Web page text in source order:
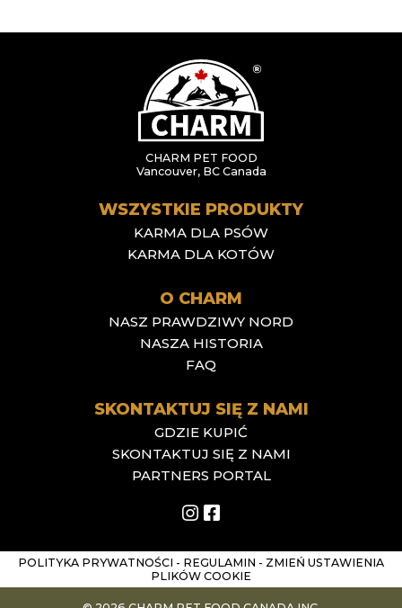
CHARM PET FOOD
Vancouver, BC Canada
WSZYSTKIE PRODUKTY
KARMA DLA PSÓW
KARMA DLA KOTÓW
O CHARM
NASZ PRAWDZIWY NORD
NASZA HISTORIA
FAQ
SKONTAKTUJ SIĘ Z NAMI
GDZIE KUPIĆ
SKONTAKTUJ SIĘ Z NAMI
PARTNERS PORTAL
POLITYKA PRYWATNOŚCI - REGULAMIN - ZMIEŃ USTAWIENIA
PLIKÓW COOKIE